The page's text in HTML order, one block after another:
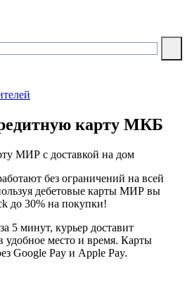
карту МКБ
МИР с доставкой на дом
без ограничений на всей
дебетовые карты МИР вы
до 30% на покупки!
5 минут, курьер доставит
место и время. Карты
Google Pay и Apple Pay.